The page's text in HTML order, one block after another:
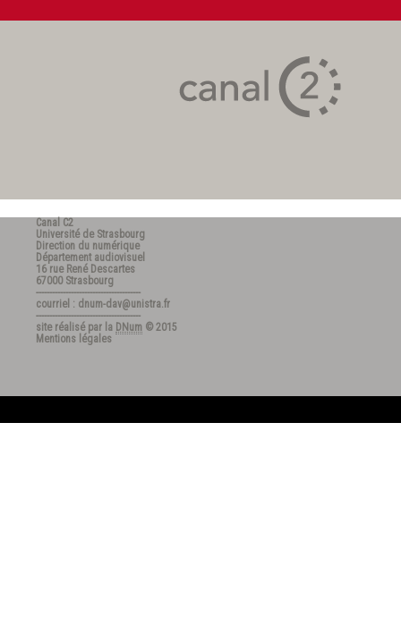
Canal C2
Université de Strasbourg
Direction du numérique
Département audiovisuel
16 rue René Descartes
67000 Strasbourg
---------------------------------------
courriel : dnum-dav@unistra.fr
---------------------------------------
site réalisé par la DNum © 2015
Mentions légales